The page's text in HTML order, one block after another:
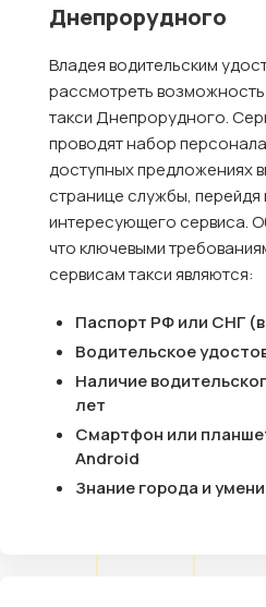
Днепрорудного
Владея водительским
рассмотреть возможность
такси Днепрорудного.
проводят набор
доступных предложениях
странице службы, перейдя
интересующего сервиса.
что ключевыми
сервисам такси являются:
Паспорт РФ или СНГ
Водительское
Наличие
лет
Смартфон или
Android
Знание города и